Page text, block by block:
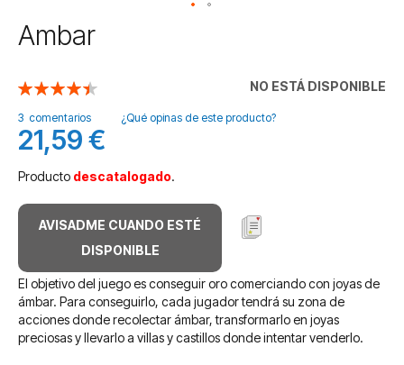
Saltar
al
de
la
galería
de
imágenes
Ambar
NO ESTÁ DISPONIBLE
Valoración:
3 comentarios ¿Qué opinas de este producto?
21,59 €
Producto descatalogado.
AVISADME CUANDO ESTÉ
DISPONIBLE
El objetivo del juego es conseguir oro comerciando con joyas de
ámbar. Para conseguirlo, cada jugador tendrá su zona de
acciones donde recolectar ámbar, transformarlo en joyas
preciosas y llevarlo a villas y castillos donde intentar venderlo.